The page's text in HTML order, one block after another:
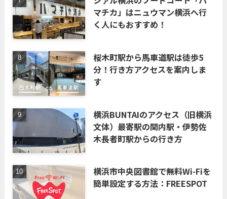
マチカ」はニュウマン横浜へ行
く人にもおすすめ！
桜木町駅から馬車道駅は徒歩5
分！行き方アクセスを案内しま
す
横浜BUNTAIのアクセス（旧横浜
文体）最寄駅の関内駅・伊勢佐
木長者町駅からの行き方
横浜市中央図書館で無料Wi-Fiを
簡単設定する方法：FREESPOT